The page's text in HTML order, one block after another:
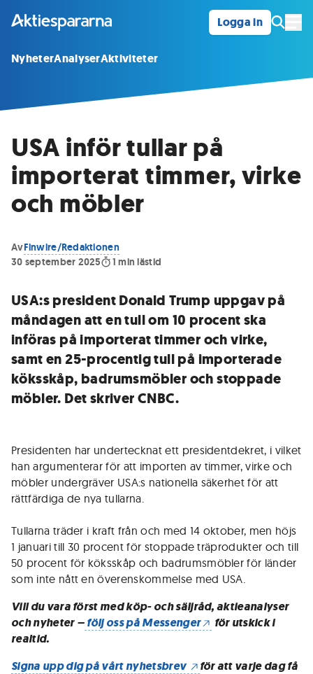
Logga in
NyheterAnalyserAktiviteter
USA inför tullar på
importerat timmer, virke
och möbler
AvFinwire/Redaktionen
30 september 2025
1 min lästid
USA:s president Donald Trump uppgav på
måndagen att en tull om 10 procent ska
införas på importerat timmer och virke,
samt en 25-procentig tull på importerade
köksskåp, badrumsmöbler och stoppade
möbler. Det skriver CNBC.
Presidenten har undertecknat ett presidentdekret, i vilket
han argumenterar för att importen av timmer, virke och
möbler undergräver USA:s nationella säkerhet för att
rättfärdiga de nya tullarna.
Tullarna träder i kraft från och med 14 oktober, men höjs
1 januari till 30 procent för stoppade träprodukter och till
50 procent för köksskåp och badrumsmöbler för länder
som inte nått en överenskommelse med USA.
Vill du vara först med köp- och säljråd, aktieanalyser
och nyheter –följ oss på Messenger
för utskick i
realtid.
Signa upp dig på vårt nyhetsbrev
för att varje dag få